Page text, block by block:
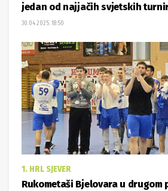
jedan od najjačih svjetskih
30.04.2025. 18:50
1. HRL SJEVER
Rukometaši Bjelovara u drugom